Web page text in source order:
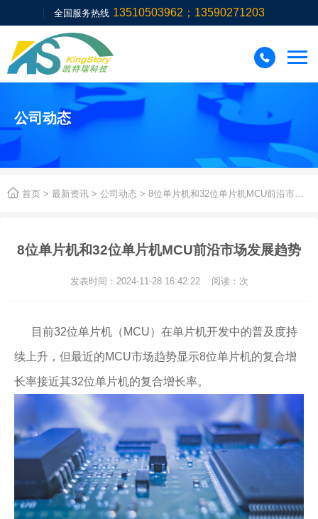
全国服务热线 13510503962；13590271203

公司动态
 首页 > 最新资讯 > 公司动态 > 8位单片机和32位单片机MCU前沿市场发展趋势
8位单片机和32位单片机MCU前沿市场发展趋势
发表时间：2024-11-28 16:42:22 阅读： 次
目前32位单片机（MCU）在单片机开发中的普及度持
续上升，但最近的MCU市场趋势显示8位单片机的复合增
长率接近其32位单片机的复合增长率。